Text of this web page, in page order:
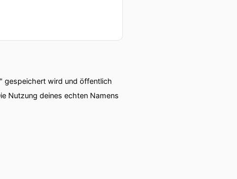
gespeichert wird und öffentlich
Nutzung deines echten Namens